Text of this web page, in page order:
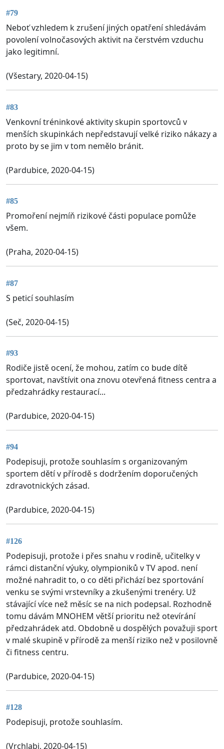
#79
Neboť vzhledem k zrušení jiných opatření shledávám
povolení volnočasových aktivit na čerstvém vzduchu
jako legitimní.
(Všestary, 2020-04-15)
#83
Venkovní tréninkové aktivity skupin sportovců v
menších skupinkách nepředstavují velké riziko nákazy a
proto by se jim v tom nemělo bránit.
(Pardubice, 2020-04-15)
#85
Promoření nejmíň rizikové části populace pomůže
všem.
(Praha, 2020-04-15)
#87
S peticí souhlasím
(Seč, 2020-04-15)
#93
Rodiče jistě ocení, že mohou, zatím co bude dítě
sportovat, navštívit ona znovu otevřená fitness centra a
předzahrádky restaurací...
(Pardubice, 2020-04-15)
#94
Podepisuji, protože souhlasím s organizovaným
sportem dětí v přírodě s dodržením doporučených
zdravotnických zásad.
(Pardubice, 2020-04-15)
#126
Podepisuji, protože i přes snahu v rodině, učitelky v
rámci distanční výuky, olympioniků v TV apod. není
možné nahradit to, o co děti přichází bez sportování
venku se svými vrstevníky a zkušenými trenéry. Už
stávající více než měsíc se na nich podepsal. Rozhodně
tomu dávám MNOHEM větší prioritu než otevírání
předzahrádek atd. Obdobně u dospělých považuji sport
v malé skupině v přírodě za menší riziko než v posilovně
či fitness centru.
(Pardubice, 2020-04-15)
#128
Podepisuji, protože souhlasím.
(Vrchlabi, 2020-04-15)